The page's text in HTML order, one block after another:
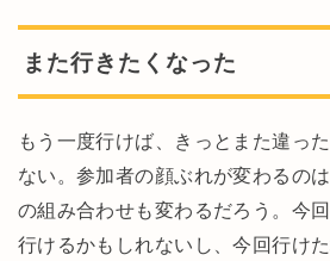
また行きたくなった
もう一度行けば、きっとまた違っ
ない。参加者の顔ぶれが変わるの
の組み合わせも変わるだろう。今
行けるかもしれないし、今回行け